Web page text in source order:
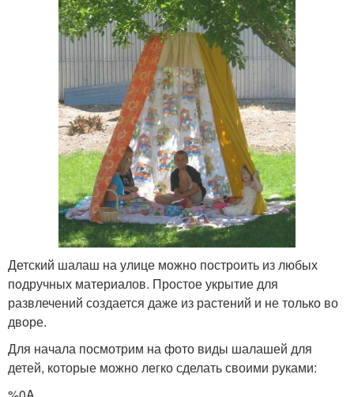
Детский шалаш на улице можно построить из любых
подручных материалов. Простое укрытие для
развлечений создается даже из растений и не только во
дворе.
Для начала посмотрим на фото виды шалашей для
детей, которые можно легко сделать своими руками: